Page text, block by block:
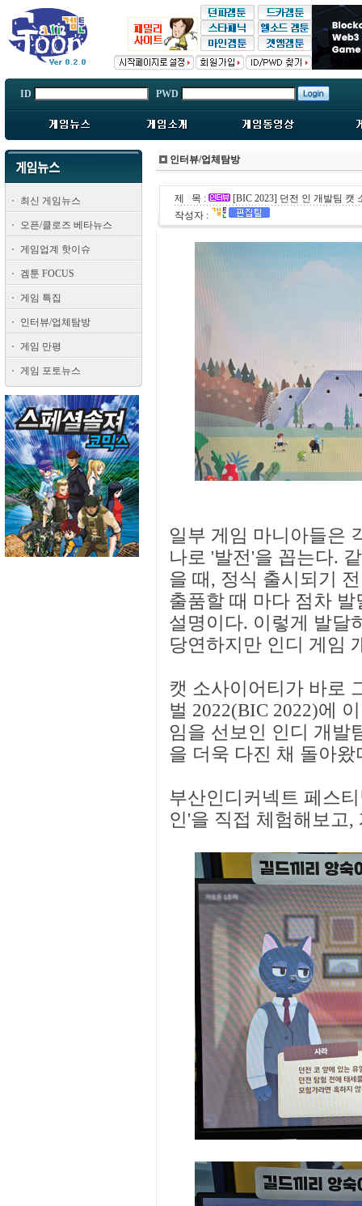
ID PWD
최신 게임뉴스
오픈/클로즈 베타뉴스
게임업계 핫이슈
겜툰 FOCUS
게임 특집
인터뷰/업체탐방
게임 만평
게임 포토뉴스
인터뷰/업체탐방
제 목 :
[BIC 2023] 던전 인 개발팀 캣
작성자 :
일부 게임 마니아들은
나로 '발전'을 꼽는다.
을 때, 정식 출시되기
출품할 때 마다 점차
설명이다. 이렇게 발달
당연하지만 인디 게임
캣 소사이어티가 바로
벌 2022(BIC 2022)에
임을 선보인 인디 개발
을 더욱 다진 채 돌아왔
부산인디커넥트 페스
인'을 직접 체험해보고